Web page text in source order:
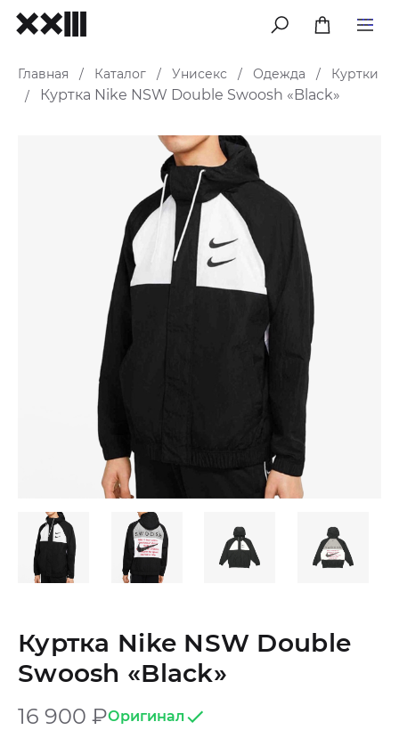
меню
Главная / Каталог / Унисекс / Одежда /
Куртки
/
Куртка Nike NSW Double Swoosh «Black»
Куртка Nike NSW Double
Swoosh «Black»
16 900 ₽Оригинал